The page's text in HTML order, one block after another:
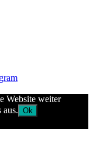
Website weiter
aus. Ok